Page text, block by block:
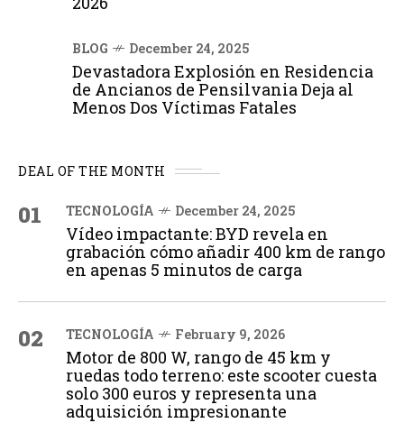
BLOG December 24, 2025
Devastadora Explosión en Residencia
de Ancianos de Pensilvania Deja al
Menos Dos Víctimas Fatales
DEAL OF THE MONTH
01 TECNOLOGÍA December 24, 2025
Vídeo impactante: BYD revela en
grabación cómo añadir 400 km de rango
en apenas 5 minutos de carga
02 TECNOLOGÍA February 9, 2026
Motor de 800 W, rango de 45 km y
ruedas todo terreno: este scooter cuesta
solo 300 euros y representa una
adquisición impresionante